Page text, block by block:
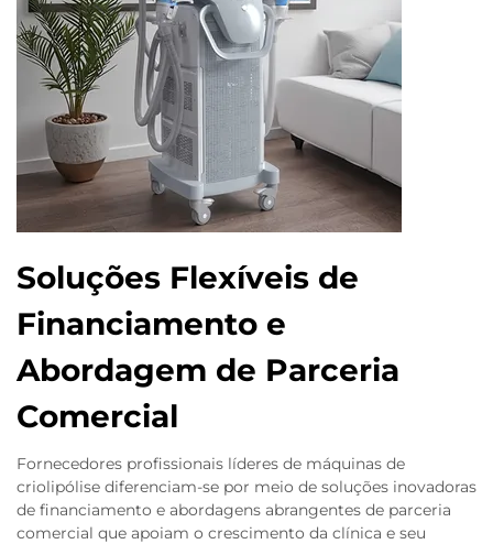
Soluções Flexíveis de
Financiamento e
Abordagem de Parceria
Comercial
Fornecedores profissionais líderes de máquinas de
criolipólise diferenciam-se por meio de soluções inovadoras
de financiamento e abordagens abrangentes de parceria
comercial que apoiam o crescimento da clínica e seu